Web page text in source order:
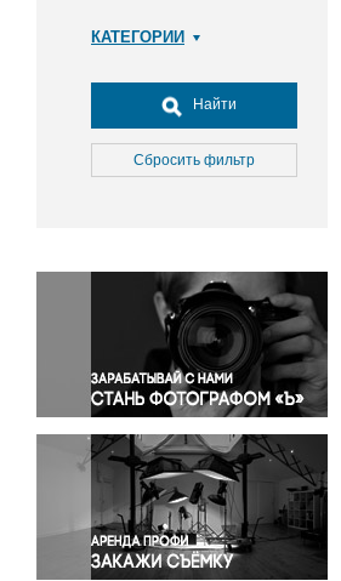
КАТЕГОРИИ
Досуг, туризм и отдых
Культура
Медицина
Окружающая среда
Политика
Правосудие
Происшествия и конфликты
Религия
Светская жизнь
Спорт
Экология
Экономика и бизнес
Найти
Сбросить фильтр